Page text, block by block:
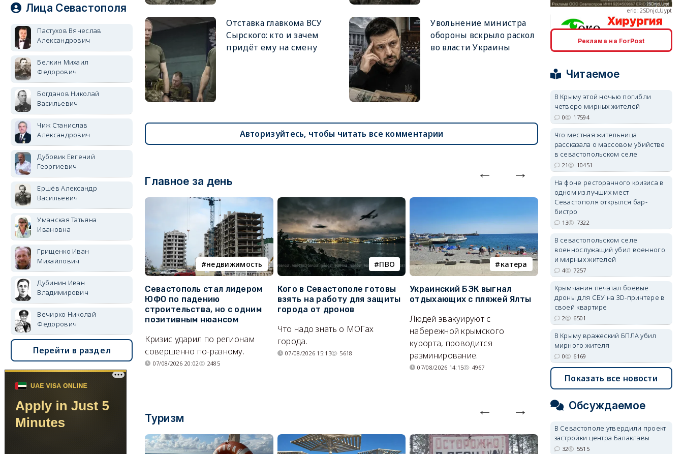
Отставка главкома ВСУ
Сырского: кто и зачем
придёт ему на смену
Увольнение министра
обороны вскрыло раскол
во власти Украины
Авторизуйтесь, чтобы читать все комментарии
Главное за день
недвижимость
Севастополь стал лидером
ЮФО по падению
строительства, но с одним
позитивным нюансом
Кризис ударил по регионам
совершенно по-разному.
07/08/2026 20:02 2485
ПВО
Кого в Севастополе готовы
взять на работу для защиты
города от дронов
Что надо знать о МОГах
города.
07/08/2026 15:13 5618
катера
Украинский БЭК выгнал
отдыхающих с пляжей Ялты
Людей эвакуируют с
набережной крымского
курорта, проводится
разминирование.
07/08/2026 14:15 4967
электроснабжение
Губернатор Севастополя
рассказал о перспективах
электроснабжения города
делают практически
невозможное.
07/08/2026 10:13 4748
Туризм
Лица Севастополя
Пастухов Вячеслав
Александрович
Белкин Михаил
Федорович
Богданов Николай
Васильевич
Чиж Станислав
Александрович
Дубовик Евгений
Георгиевич
Ершёв Александр
Васильевич
Уманская Татьяна
Ивановна
Грищенко Иван
Михайлович
Дубинин Иван
Владимирович
Вечирко Николай
Федорович
Перейти в раздел
erid: 2SDnjcrDNw6
erid: 2SDnjdPjgYS
erid: 2SDnjdvhGXG
Реклама на ForPost
Читаемое
В Крыму этой ночью погибли
четверо мирных жителей
0 17594
Что местная жительница
рассказала о массовом убийстве
в севастопольском селе
21 10451
На фоне ресторанного кризиса в
одном из лучших мест
Севастополя открылся бар-
бистро
13 7322
В севастопольском селе
военнослужащий убил военного
и мирных жителей
4 7257
Крымчанин печатал боевые
дроны для СБУ на 3D-принтере в
своей квартире
2 6501
В Крыму вражеский БПЛА убил
мирного жителя
0 6169
Показать все новости
Обсуждаемое
В Севастополе утвердили проект
застройки центра Балаклавы
32 5515